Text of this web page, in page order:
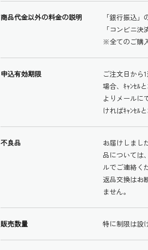
商品代金以外の料金の説明
「銀行振込
「コンビニ
※全てのご購
申込有効期限
ご注文日から
場合、ｷｬﾝｾﾙ
よりメールに
ければｷｬﾝｾﾙ
不良品
お届けしまし
品については
ルでご連絡く
返品交換はお
ません。
販売数量 特に制限は設